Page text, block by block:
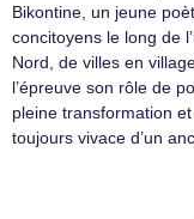
Bikontine, un jeune
concitoyens le long de
Nord, de villes en
l’épreuve son rôle de
pleine transformation
toujours vivace d’un